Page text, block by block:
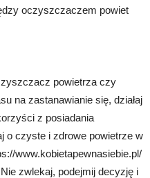
oczyszczaczem powiet
powietrza czy
na zastanawianie się, działaj
z posiadania
o czyste i zdrowe powietrze w
www.kobietapewnasiebie.pl/
zwlekaj, podejmij decyzję i